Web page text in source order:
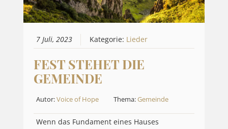
7 Juli, 2023 Kategorie: Lieder
FEST STEHET DIE
GEMEINDE
Autor:Voice of Hope Thema:Gemeinde
Wenn das Fundament eines Hauses